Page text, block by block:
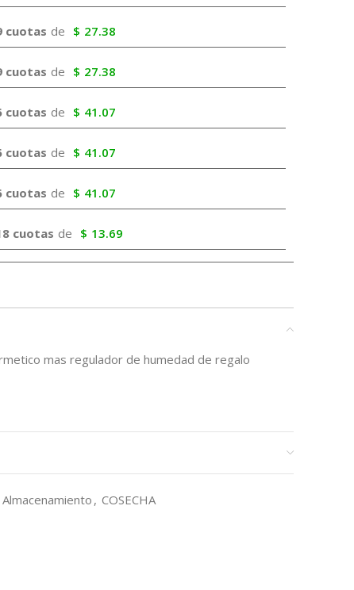
cuotas de $ 27.38
cuotas de $ 27.38
cuotas de $ 41.07
cuotas de $ 41.07
cuotas de $ 41.07
cuotas de $ 13.69
mas regulador de humedad de regalo
Almacenamiento , COSECHA